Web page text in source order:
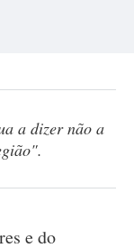
a dizer não a
e do